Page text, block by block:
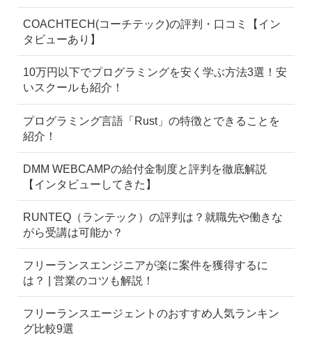
COACHTECH(コーチテック)の評判・口コミ【イン
タビューあり】
10万円以下でプログラミングを安く学ぶ方法3選！安
いスクールも紹介！
プログラミング言語「Rust」の特徴とできることを
紹介！
DMM WEBCAMPの給付金制度と評判を徹底解説
【インタビューしてきた】
RUNTEQ（ランテック）の評判は？就職先や働きな
がら受講は可能か？
フリーランスエンジニアが楽に案件を獲得するに
は？ | 営業のコツも解説！
フリーランスエージェントのおすすめ人気ランキン
グ比較9選